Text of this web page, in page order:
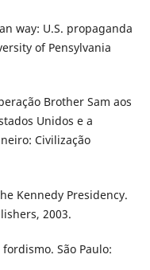
way: U.S. propaganda
of Pensylvania
Brother Sam aos
Unidos e a
Civilização
Kennedy Presidency.
2003.
São Paulo: